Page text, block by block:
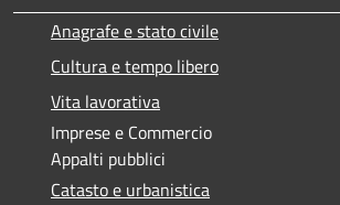
Anagrafe e stato civile
Cultura e tempo libero
Vita lavorativa
Imprese e Commercio
Appalti pubblici
Catasto e urbanistica